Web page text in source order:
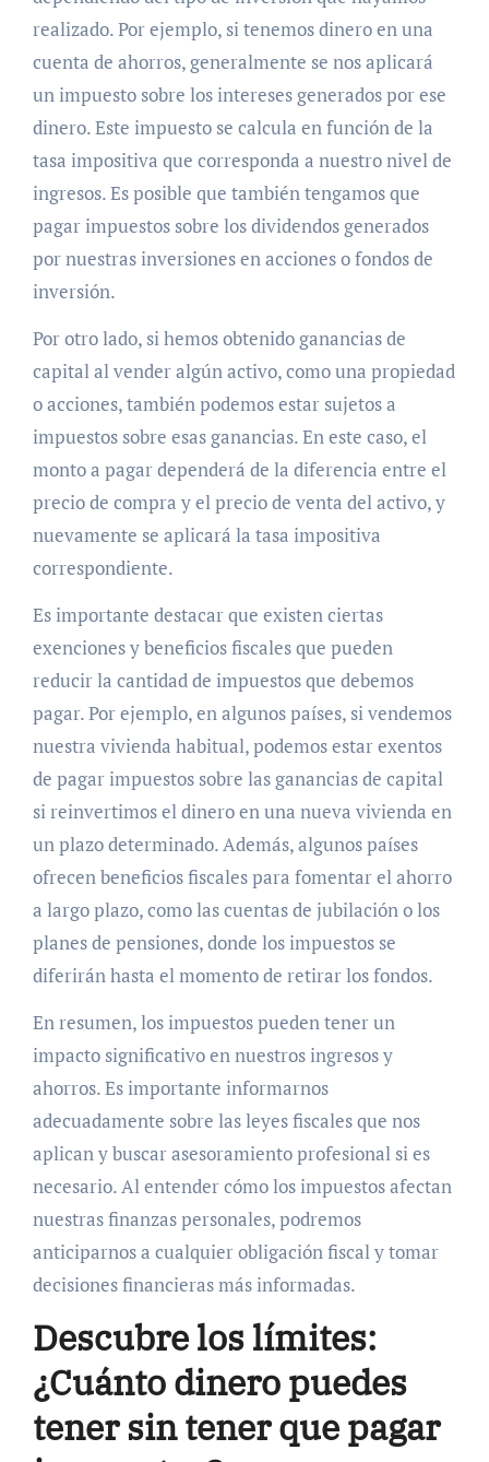
realizado. Por ejemplo, si tenemos dinero en una
cuenta de ahorros, generalmente se nos aplicará
un impuesto sobre los intereses generados por ese
dinero. Este impuesto se calcula en función de la
tasa impositiva que corresponda a nuestro nivel de
ingresos. Es posible que también tengamos que
pagar impuestos sobre los dividendos generados
por nuestras inversiones en acciones o fondos de
inversión.
Por otro lado, si hemos obtenido ganancias de
capital al vender algún activo, como una propiedad
o acciones, también podemos estar sujetos a
impuestos sobre esas ganancias. En este caso, el
monto a pagar dependerá de la diferencia entre el
precio de compra y el precio de venta del activo, y
nuevamente se aplicará la tasa impositiva
correspondiente.
Es importante destacar que existen ciertas
exenciones y beneficios fiscales que pueden
reducir la cantidad de impuestos que debemos
pagar. Por ejemplo, en algunos países, si vendemos
nuestra vivienda habitual, podemos estar exentos
de pagar impuestos sobre las ganancias de capital
si reinvertimos el dinero en una nueva vivienda en
un plazo determinado. Además, algunos países
ofrecen beneficios fiscales para fomentar el ahorro
a largo plazo, como las cuentas de jubilación o los
planes de pensiones, donde los impuestos se
diferirán hasta el momento de retirar los fondos.
En resumen, los impuestos pueden tener un
impacto significativo en nuestros ingresos y
ahorros. Es importante informarnos
adecuadamente sobre las leyes fiscales que nos
aplican y buscar asesoramiento profesional si es
necesario. Al entender cómo los impuestos afectan
nuestras finanzas personales, podremos
anticiparnos a cualquier obligación fiscal y tomar
decisiones financieras más informadas.
Descubre los límites:
¿Cuánto dinero puedes
tener sin tener que pagar